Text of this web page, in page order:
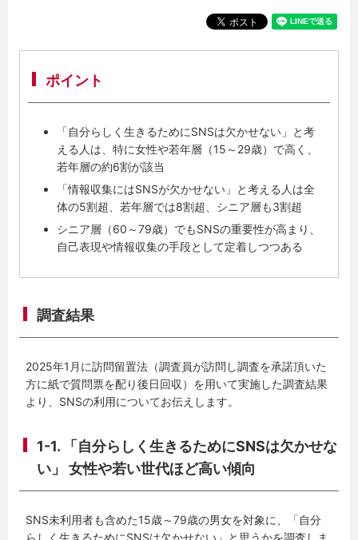
ポイント
「自分らしく生きるためにSNSは欠かせない」と考
える人は、特に女性や若年層（15～29歳）で高く、
若年層の約6割が該当
「情報収集にはSNSが欠かせない」と考える人は全
体の5割超、若年層では8割超、シニア層も3割超
シニア層（60～79歳）でもSNSの重要性が高まり、
自己表現や情報収集の手段として定着しつつある
調査結果
2025年1月に訪問留置法（調査員が訪問し調査を承諾頂いた
方に紙で質問票を配り後日回収）を用いて実施した調査結果
より、SNSの利用についてお伝えします。
1-1. 「自分らしく生きるためにSNSは欠かせな
い」 女性や若い世代ほど高い傾向
SNS未利用者も含めた15歳～79歳の男女を対象に、「自分